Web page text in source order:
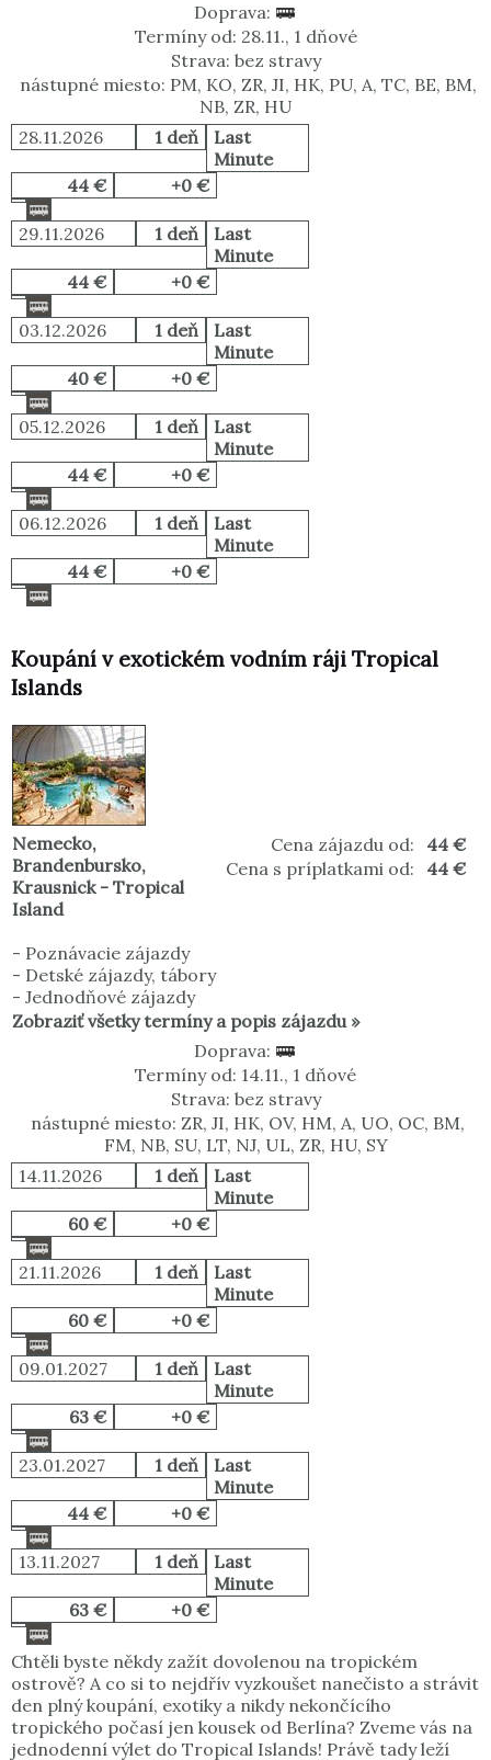
Doprava:
Termíny od: 28.11., 1 dňové
Strava: bez stravy
nástupné miesto: PM, KO, ZR, JI, HK, PU, A, TC, BE, BM,
NB, ZR, HU
28.11.2026
1 deň
Last
Minute
44 €
+0 €
29.11.2026 1 deň
Last
Minute
44 €
+0 €
03.12.2026 1 deň
Last
Minute
40 €
+0 €
05.12.2026 1 deň
Last
Minute
44 €
+0 €
06.12.2026 1 deň
Last
Minute
44 €
+0 €
Koupání v exotickém vodním ráji Tropical
Islands
Cena zájazdu od:
44 €
Cena s príplatkami od:
44 €
Nemecko,
Brandenbursko,
Krausnick - Tropical
Island
- Poznávacie zájazdy
- Detské zájazdy, tábory
- Jednodňové zájazdy
Zobraziť všetky termíny a popis zájazdu »
Doprava:
Termíny od: 14.11., 1 dňové
Strava: bez stravy
nástupné miesto: ZR, JI, HK, OV, HM, A, UO, OC, BM,
FM, NB, SU, LT, NJ, UL, ZR, HU, SY
14.11.2026
1 deň
Last
Minute
60 €
+0 €
21.11.2026 1 deň
Last
Minute
60 €
+0 €
09.01.2027 1 deň
Last
Minute
63 €
+0 €
23.01.2027 1 deň
Last
Minute
44 €
+0 €
13.11.2027 1 deň
Last
Minute
63 €
+0 €
Chtěli byste někdy zažít dovolenou na tropickém
ostrově? A co si to nejdřív vyzkoušet nanečisto a strávit
den plný koupání, exotiky a nikdy nekončícího
tropického počasí jen kousek od Berlína? Zveme vás na
jednodenní výlet do Tropical Islands! Právě tady leží